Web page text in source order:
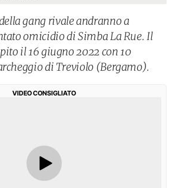
gang rivale andranno a
omicidio di Simba La Rue. Il
il 16 giugno 2022 con 10
di Treviolo (Bergamo).
VIDEO CONSIGLIATO